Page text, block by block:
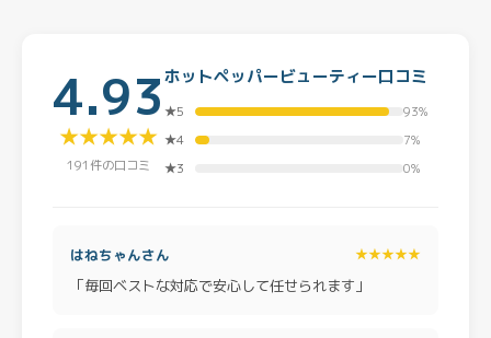
4.93
★★★★★
191件の口コミ
ホットペッパービューティー口コミ
★5 93%
★4 7%
★3 0%
はねちゃんさん ★★★★★
「毎回ベストな対応で安心して任せられます」